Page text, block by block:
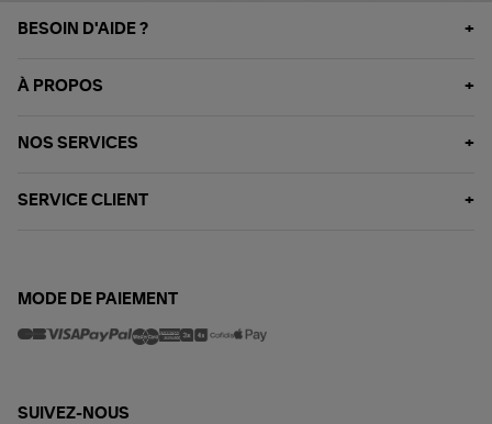
BESOIN D'AIDE ?
À PROPOS
NOS SERVICES
SERVICE CLIENT
MODE DE PAIEMENT
SUIVEZ-NOUS